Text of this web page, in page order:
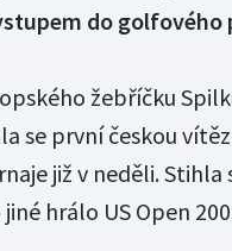
do golfového
žebříčku
se první českou
již v neděli.
hrálo US Open